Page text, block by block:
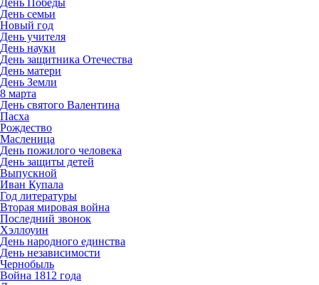
День Победы
День семьи
Новый год
День учителя
День науки
День защитника Отечества
День матери
День Земли
8 марта
День святого Валентина
Пасха
Рождество
Масленица
День пожилого человека
День защиты детей
Выпускной
Иван Купала
Год литературы
Вторая мировая война
Последний звонок
Хэллоуин
День народного единства
День независимости
Чернобыль
Война 1812 года